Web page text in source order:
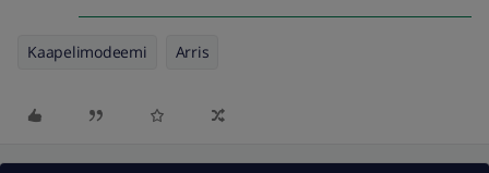
Kaapelimodeemi Arris